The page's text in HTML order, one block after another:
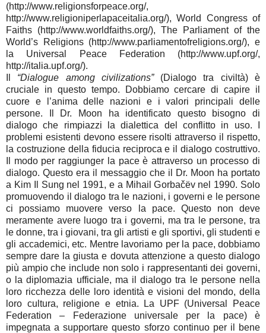
(http://www.religionsforpeace.org/,
http://www.religioniperlapaceitalia.org/), World Congress of
Faiths (http://www.worldfaiths.org/), The Parliament of the
World’s Religions (http://www.parliamentofreligions.org/), e
la Universal Peace Federation (http://www.upf.org/,
http://italia.upf.org/).
“Dialogue among civilizations” (Dialogo tra civiltà) è
cruciale in questo tempo. Dobbiamo cercare di capire il
cuore e l’anima delle nazioni e i valori principali delle
persone. Il Dr. Moon ha identificato questo bisogno di
dialogo che rimpiazzi la dialettica del conflitto in uso. I
problemi esistenti devono essere risolti attraverso il rispetto,
la costruzione della fiducia reciproca e il dialogo costruttivo.
Il modo per raggiunger la pace è attraverso un processo di
dialogo. Questo era il messaggio che il Dr. Moon ha portato
a Kim Il Sung nel 1991, e a Mihail Gorbačëv nel 1990. Solo
promuovendo il dialogo tra le nazioni, i governi e le persone
ci possiamo muovere verso la pace. Questo non deve
meramente avere luogo tra i governi, ma tra le persone, tra
le donne, tra i giovani, tra gli artisti e gli sportivi, gli studenti e
gli accademici, etc. Mentre lavoriamo per la pace, dobbiamo
sempre dare la giusta e dovuta attenzione a questo dialogo
più ampio che include non solo i rappresentanti dei governi,
o la diplomazia ufficiale, ma il dialogo tra le persone nella
loro ricchezza delle loro identità e visioni del mondo, della
loro cultura, religione e etnia. La UPF (Universal Peace
Federation – Federazione universale per la pace) è
impegnata a supportare questo sforzo continuo per il bene